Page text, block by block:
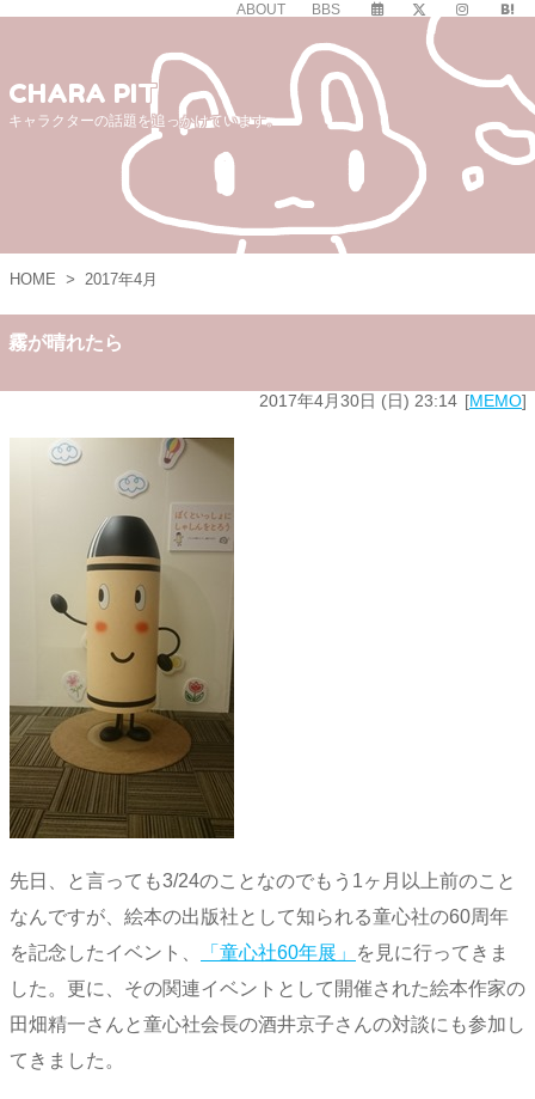
ABOUT BBS
CHARA PIT
キャラクターの話題を追っかけています。
HOME > 2017年4月
霧が晴れたら
2017年4月30日 (日) 23:14 MEMO
先日、と言っても3/24のことなのでもう1ヶ月以上前のこと
なんですが、絵本の出版社として知られる童心社の60周年
を記念したイベント、
「童心社60年展」
を見に行ってきま
した。更に、その関連イベントとして開催された絵本作家の
田畑精一さんと童心社会長の酒井京子さんの対談にも参加し
てきました。